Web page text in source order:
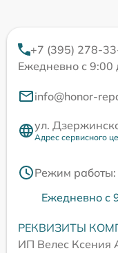
+7 (395) 278-
Ежедневно с 9:00
info@honor-
ул.
Адрес сервисного
Режим работы:
Ежедневно с
РЕКВИЗИТЫ
ИП Велес Ксения